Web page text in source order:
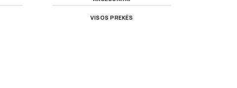
VISOS PREKĖS